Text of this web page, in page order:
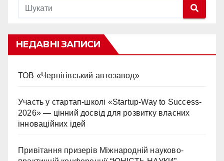
НЕДАВНІ ЗАПИСИ
ТОВ «Чернігівський автозавод»
Участь у стартап-школі «Startup-Way to Success-
2026» — цінний досвід для розвитку власних
інноваційних ідей
Привітання призерів Міжнародній науково-